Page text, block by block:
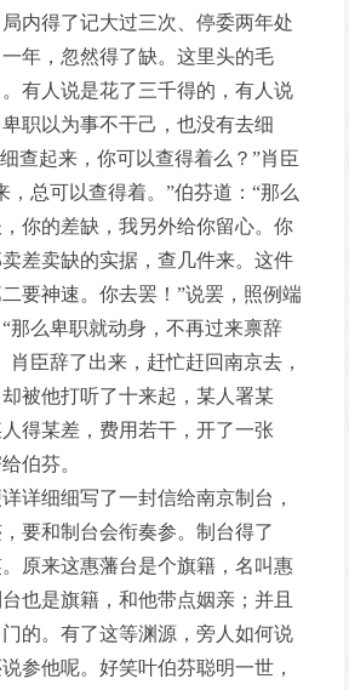
内得了记大过三次、停委两年处
年，忽然得了缺。这里头的毛
有人说是花了三千得的，有人说
职以为事不干己，也没有去细
查起来，你可以查得着么？”肖臣
，总可以查得着。”伯芬道：“那么
你的差缺，我另外给你留心。你
差卖缺的实据，查几件来。这件
要神速。你去罢！”说罢，照例端
那么卑职就动身，不再过来禀辞
肖臣辞了出来，赶忙赶回南京去，
被他打听了十来起，某人署某
得某差，费用若干，开了一张
伯芬。
详细细写了一封信给南京制台，
要和制台会衔奏参。制台得了
原来这惠藩台是个旗籍，名叫惠
也是旗籍，和他带点姻亲；并且
的。有了这等渊源，旁人如何说
参他呢。好笑叶伯芬聪明一世，